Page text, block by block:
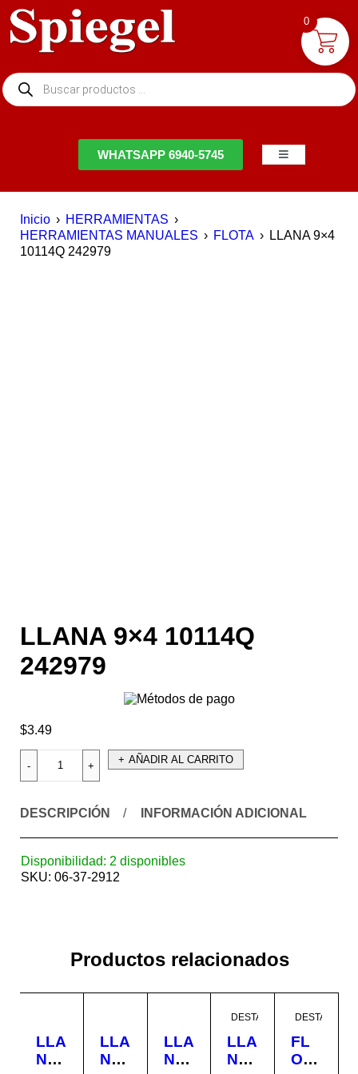
WHATSAPP 6940-5745
Inicio › HERRAMIENTAS ›
HERRAMIENTAS MANUALES › FLOTA › LLANA 9×4
10114Q 242979
LLANA 9×4 10114Q
242979
$3.49
AÑADIR AL CARRITO
DESCRIPCIÓN INFORMACIÓN ADICIONAL
Disponibilidad: 2 disponibles
SKU: 06-37-2912
Productos relacionados
LLA
NA
LLA
NA
LLA
NA
DESTACADO
LLA
NA
DESTACADO
FL
OT
0